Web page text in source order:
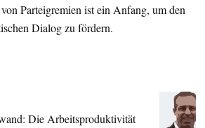
Parteigremien ist ein Anfang, um den
Dialog zu fördern.
Die Arbeitsproduktivität